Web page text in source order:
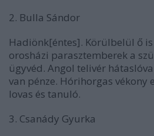
2. Bulla Sándor
Hadiönk[éntes]. Körülbelül ő is
orosházi parasztemberek a
ügyvéd. Angol telivér
van pénze. Hórihorgas vékony
lovas és tanuló.
3. Csanády Gyurka